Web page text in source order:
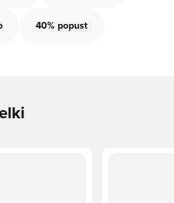
40% popust